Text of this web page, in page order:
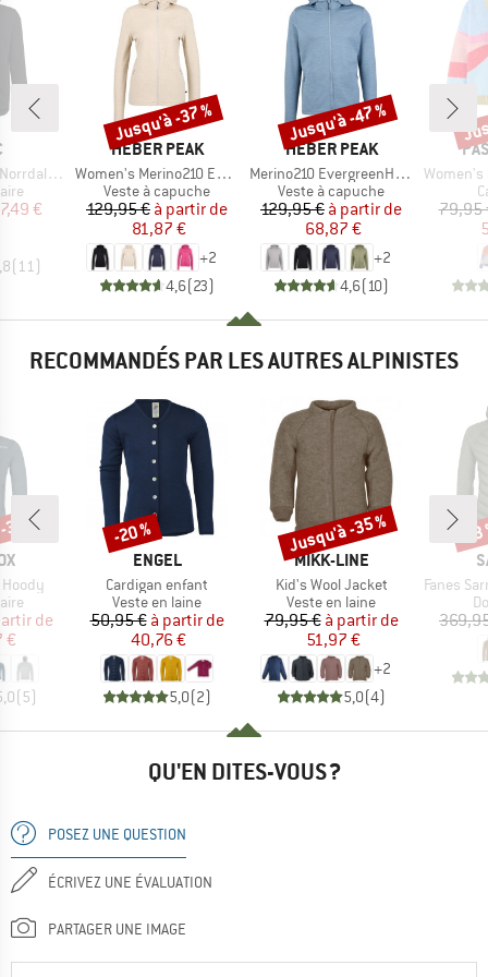
Zip Hoody
réduit
€
(11 )
MARQUE
HEBER PEAK
Article
Women's Merino210 EvergreenHe. Zip Hoody
Product group
Veste à capuche
Prix
129,95 € Prix réduit
à partir de
81,87 €
+2
4,6(23)
Remise
Jusqu'à -37 %
MARQUE
HEBER PEAK
Article
Merino210 EvergreenHe. Zip Hoody
Product group
Veste à capuche
Prix
129,95 € Prix réduit
à partir de
68,87 €
+2
4,6(10)
Remise
Jusqu'à -47 %
Article
Women's Scenic
79,95
RECOMMANDÉS PAR LES AUTRES ALPINISTES
réduit
de
€
(5)
%
MARQUE
ENGEL
Article
Cardigan enfant
Product group
Veste en laine
Prix
50,95 € Prix réduit
à partir de
40,76 €
5,0(2)
Remise
-20 %
MARQUE
MIKK-LINE
Article
Kid's Wool Jacket
Product group
Veste en laine
Prix
79,95 € Prix réduit
à partir de
51,97 €
+2
5,0(4)
Remise
Jusqu'à -35 %
Article
Fanes Sarner
-
QU'EN DITES-VOUS ?
POSEZ UNE QUESTION
ÉCRIVEZ UNE ÉVALUATION
PARTAGER UNE IMAGE